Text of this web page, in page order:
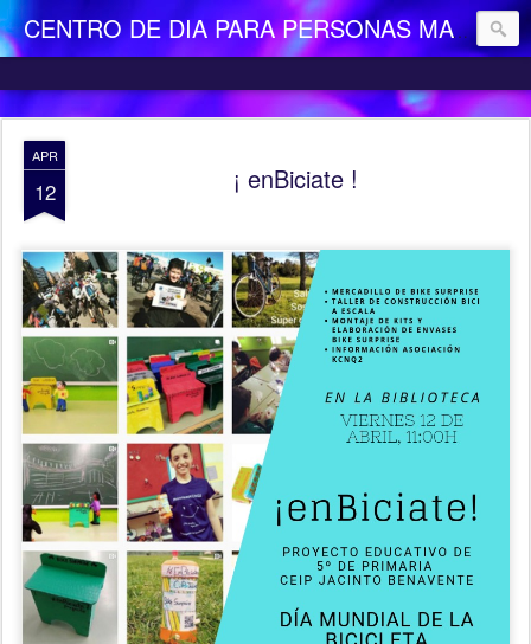
CENTRO DE DIA PARA PERSONAS MAYORES DEPENDIENTES "LA CAMOCHA"
APR
12 ¡ enBiciate !